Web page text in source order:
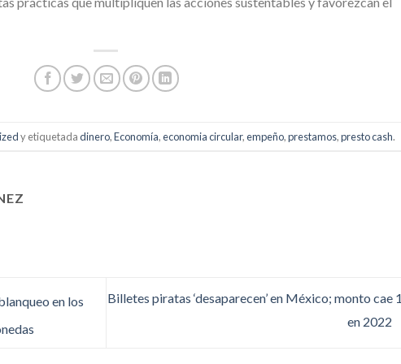
y etiquetadadinero,Economía,economia circular,empeño,prestamos,presto cash.
en los
Billetes piratas ‘desaparecen’ en México; monto cae
en 2022